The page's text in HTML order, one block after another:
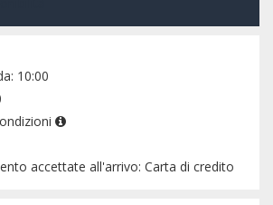
10:00
accettate all'arrivo: Carta di credito